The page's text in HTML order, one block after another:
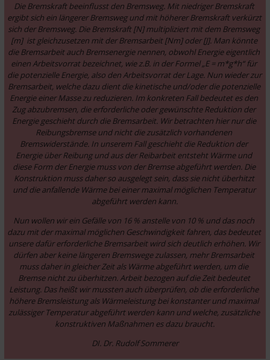
Die Bremskraft beeinflusst den Bremsweg. Mit niedriger Bremskraft
ergibt sich ein längerer Bremsweg und mit höherer Bremskraft verkürzt
sich der Bremsweg. Die Bremskraft [N] multipliziert mit dem Bremsweg
[m]  ist gleichzusetzen mit der Bremsarbeit [Nm] oder [J]. Man könnte
die Bremsarbeit auch Bremsenergie nennen, obwohl Energie eigentlich
einen Arbeitsvorrat bezeichnet, wie z.B. in der Formel „E = m*g*h“ für
die potenzielle Energie, also den Arbeitsvorrat der Lage. Nun wieder zur
Bremsarbeit, welche dazu dient die kinetische und/oder die potenzielle
Energie einer Masse zu reduzieren. Im konkreten Fall bedeutet es den
Zug abzubremsen, die erforderliche oder gewünschte Reduktion der
Energie geschieht durch die Bremsarbeit. Wir betrachten hier nur die
Reibungsbremse und nicht die zusätzlich vorhandenen
Bremswiderstände. In unserem Fall geschieht die Reduktion der
Energie über Reibung und aus der Reibarbeit entsteht Wärme und
diese Form der Energie muss von der Bremse abgeführt werden. Die
Konstruktion muss daher so ausgelegt sein, dass sie nicht überhitzt
und die anfallende Wärme bei einer maximal möglichen Temperatur
abgeführt werden kann.
Nun wollen wir ein Gefälle von 16 % anstelle von 10 % und das noch
dazu mit der maximal möglichen Geschwindigkeit fahren, das bedeutet
unsere dafür erforderliche Bremsarbeit wird sich deutlich erhöhen. Wir
dürfen aber keine längeren Bremswege zulassen, mehr Bremsarbeit
muss daher in gleicher Zeit als Wärme abgeführt werden, um die
Bremse nicht zu überhitzen. Arbeit bezogen auf die Zeit bedeutet
Leistung. Das heißt wir mussten auch überprüfen, ob die erforderliche
höhere Bremsleistung als Wärmeleistung bei konstanter und maximal
zulässiger Temperatur abgeführt werden kann und welche, zusätzliche
konstruktiven Maßnahmen es dazu braucht.
DI. Dr. Rudolf Sommerer